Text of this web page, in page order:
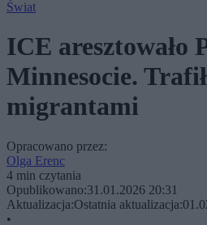
Świat
ICE aresztowało
Minnesocie.
migrantami
Opracowano przez:
Olga Erenc
4 min czytania
Opublikowano:31.01.2026 20:31
Aktualizacja:Ostatnia aktualizacja:
•